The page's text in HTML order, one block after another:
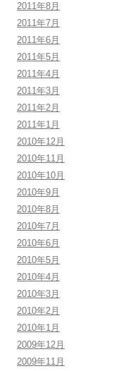
2011年8月
2011年7月
2011年6月
2011年5月
2011年4月
2011年3月
2011年2月
2011年1月
2010年12月
2010年11月
2010年10月
2010年9月
2010年8月
2010年7月
2010年6月
2010年5月
2010年4月
2010年3月
2010年2月
2010年1月
2009年12月
2009年11月